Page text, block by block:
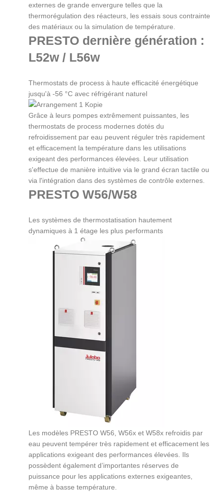
externes de grande envergure telles que la
thermorégulation des réacteurs, les essais sous contrainte
des matériaux ou la simulation de température.
PRESTO dernière génération :
L52w / L56w
Thermostats de process à haute efficacité énergétique
jusqu'à -56 °C avec réfrigérant naturel
Grâce à leurs pompes extrêmement puissantes, les
thermostats de process modernes dotés du
refroidissement par eau peuvent réguler très rapidement
et efficacement la température dans les utilisations
exigeant des performances élevées. Leur utilisation
s'effectue de manière intuitive via le grand écran tactile ou
via l'intégration dans des systèmes de contrôle externes.
PRESTO W56/W58
Les systèmes de thermostatisation hautement
dynamiques à 1 étage les plus performants
Les modèles PRESTO W56, W56x et W58x refroidis par
eau peuvent tempérer très rapidement et efficacement les
applications exigeant des performances élevées. Ils
possèdent également d’importantes réserves de
puissance pour les applications externes exigeantes,
même à basse température.